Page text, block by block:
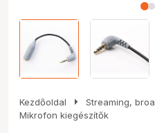
Kezdőoldal arrow_right Streaming,
Mikrofon kiegészítők